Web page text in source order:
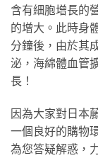
含有細胞增長的
的增大。此時身
分鐘後，由於其
泌，海綿體血管
長！
因為大家對日本
一個良好的購物
為您答疑解惑，